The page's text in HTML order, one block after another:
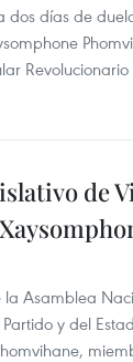
dos días de
de
la Asamblea
y del